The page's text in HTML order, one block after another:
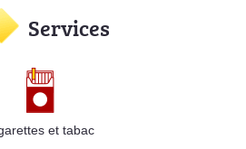
Services
et tabac